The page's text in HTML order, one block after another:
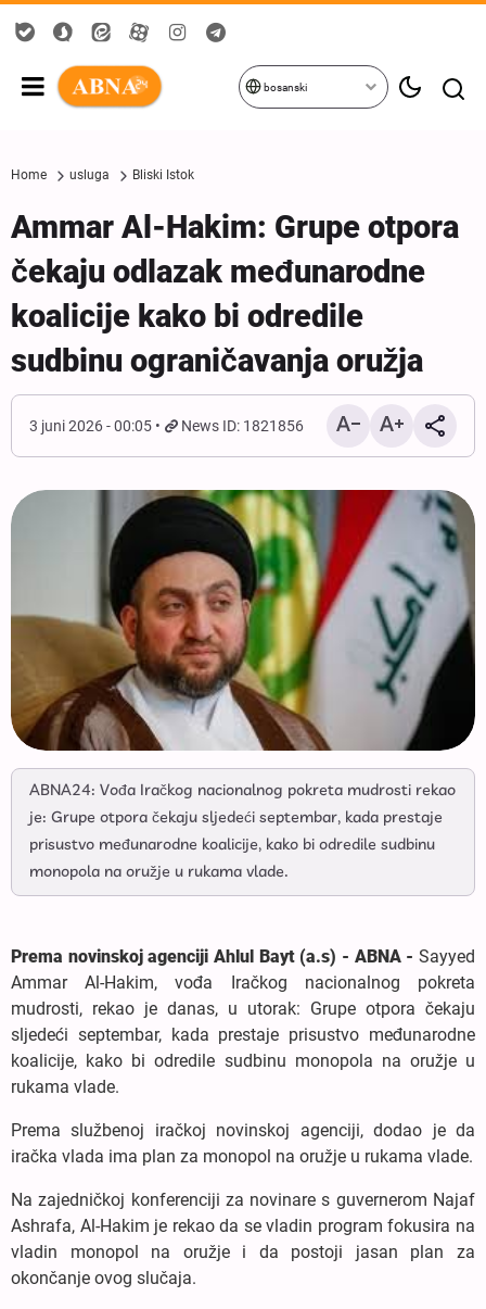
bosanski
Home usluga Bliski Istok
Ammar Al-Hakim: Grupe otpora
čekaju odlazak međunarodne
koalicije kako bi odredile
sudbinu ograničavanja oružja
3 juni 2026 - 00:05 News ID: 1821856
ABNA24: Vođa Iračkog nacionalnog pokreta mudrosti rekao
je: Grupe otpora čekaju sljedeći septembar, kada prestaje
prisustvo međunarodne koalicije, kako bi odredile sudbinu
monopola na oružje u rukama vlade.
Prema novinskoj agenciji Ahlul Bayt (a.s) - ABNA - Sayyed
Ammar Al-Hakim, vođa Iračkog nacionalnog pokreta
mudrosti, rekao je danas, u utorak: Grupe otpora čekaju
sljedeći septembar, kada prestaje prisustvo međunarodne
koalicije, kako bi odredile sudbinu monopola na oružje u
rukama vlade.
Prema službenoj iračkoj novinskoj agenciji, dodao je da
iračka vlada ima plan za monopol na oružje u rukama vlade.
Na zajedničkoj konferenciji za novinare s guvernerom Najaf
Ashrafa, Al-Hakim je rekao da se vladin program fokusira na
vladin monopol na oružje i da postoji jasan plan za
okončanje ovog slučaja.